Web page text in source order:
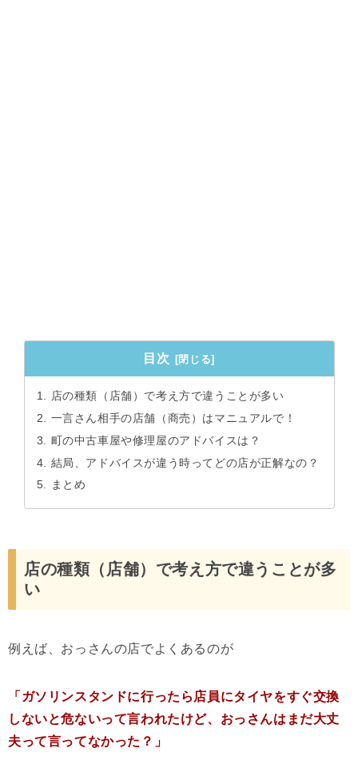
目次
店の種類（店舗）で考え方で違うことが多い
一言さん相手の店舗（商売）はマニュアルで！
町の中古車屋や修理屋のアドバイスは？
結局、アドバイスが違う時ってどの店が正解なの？
まとめ
店の種類（店舗）で考え方で違うことが多
い
例えば、おっさんの店でよくあるのが
「ガソリンスタンドに行ったら店員にタイヤをすぐ交換
しないと危ないって言われたけど、おっさんはまだ大丈
夫って言ってなかった？」